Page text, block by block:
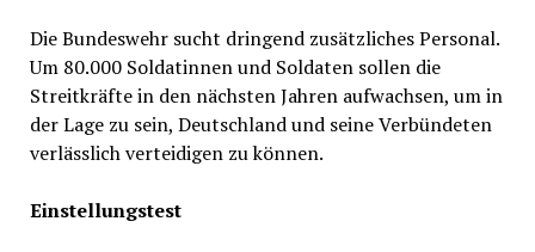
Die Bundeswehr sucht dringend zusätzliches Personal.
Um 80.000 Soldatinnen und Soldaten sollen die
Streitkräfte in den nächsten Jahren aufwachsen, um in
der Lage zu sein, Deutschland und seine Verbündeten
verlässlich verteidigen zu können.
Einstellungstest